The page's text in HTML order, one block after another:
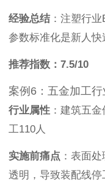
经验总结：注塑行业
参数标准化是新人快
推荐指数：7.5/10
案例6：五金加工
行业属性 ：建筑五金
工110人
实施前痛点 ：表面
透明，导致装配线停